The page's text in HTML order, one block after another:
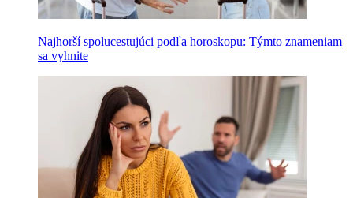
Najhorší spolucestujúci podľa horoskopu: Týmto znameniam
sa vyhnite